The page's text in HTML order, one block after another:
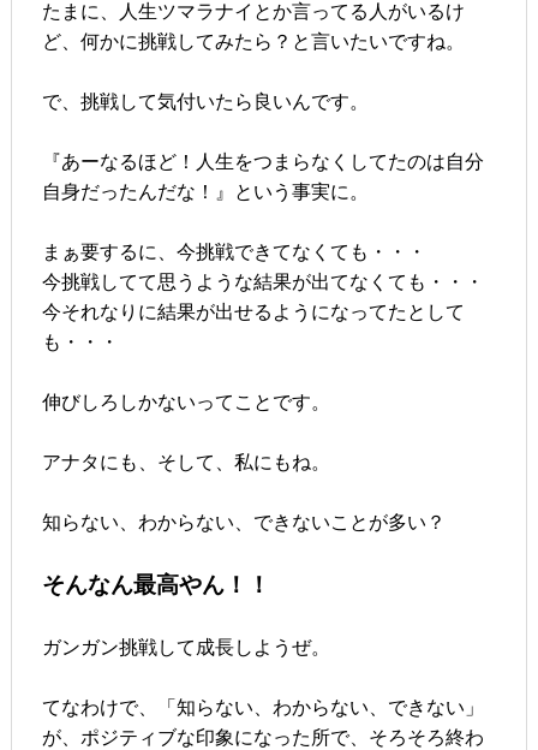
たまに、人生ツマラナイとか言ってる人がいるけ
ど、何かに挑戦してみたら？と言いたいですね。
で、挑戦して気付いたら良いんです。
『あーなるほど！人生をつまらなくしてたのは自分
自身だったんだな！』という事実に。
まぁ要するに、今挑戦できてなくても・・・
今挑戦してて思うような結果が出てなくても・・・
今それなりに結果が出せるようになってたとして
も・・・
伸びしろしかないってことです。
アナタにも、そして、私にもね。
知らない、わからない、できないことが多い？
そんなん最高やん！！
ガンガン挑戦して成長しようぜ。
てなわけで、「知らない、わからない、できない」
が、ポジティブな印象になった所で、そろそろ終わ